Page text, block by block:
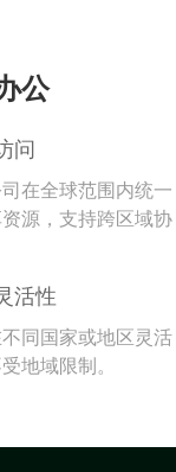
公
问
在全球范围内统一
源，支持跨区域协
活性
同国家或地区灵活
地域限制。